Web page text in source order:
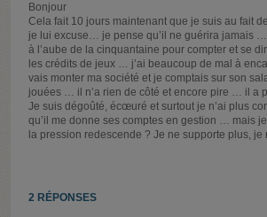
Bonjour
Cela fait 10 jours maintenant que je suis au fait
je lui excuse… je pense qu’il ne guérira jamais
à l’aube de la cinquantaine pour compter et se
les crédits de jeux … j’ai beaucoup de mal à
vais monter ma société et je comptais sur son
jouées … il n’a rien de côté et encore pire … il a
Je suis dégoûté, écœuré et surtout je n’ai plus
qu’il me donne ses comptes en gestion … mais
la pression redescende ? Je ne supporte plus, je
2 RÉPONSES